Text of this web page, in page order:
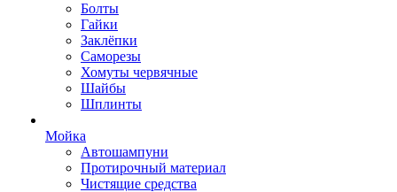
Болты
Гайки
Заклёпки
Саморезы
Хомуты червячные
Шайбы
Шплинты
Мойка
Автошампуни
Протирочный материал
Чистящие средства